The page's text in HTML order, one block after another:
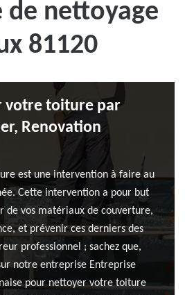
de nettoyage
81120
votre toiture par
Renovation
est une intervention à faire au
Cette intervention a pour but
de vos matériaux de couverture,
et prévenir ces derniers des
professionnel ; sachez que,
notre entreprise Entreprise
pour nettoyer votre toiture